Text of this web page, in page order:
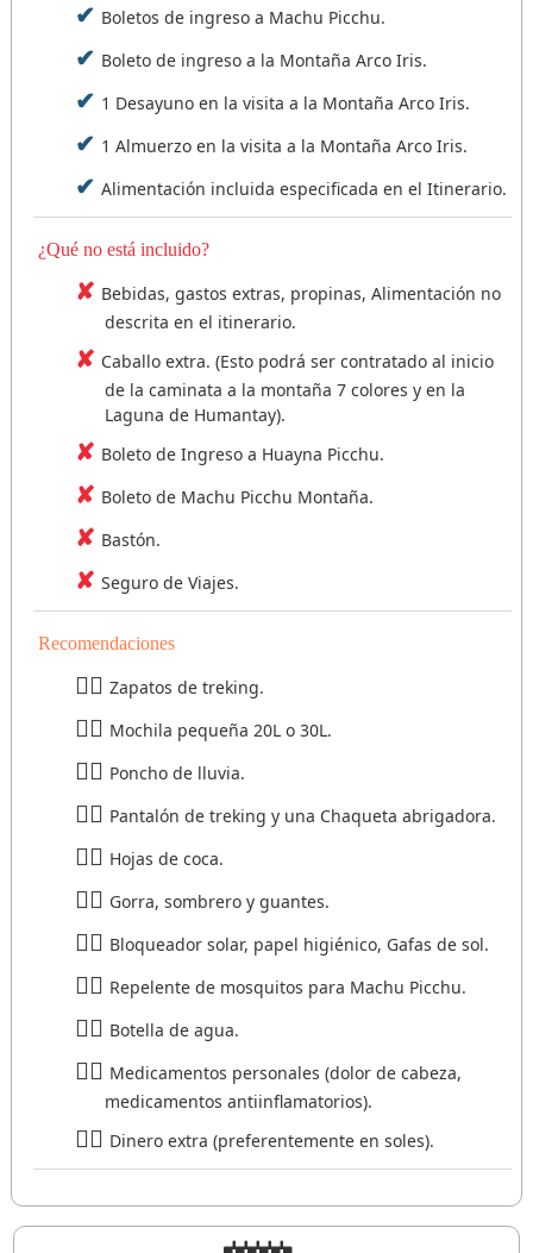
Boletos de ingreso a Machu Picchu.
Boleto de ingreso a la Montaña Arco Iris.
1 Desayuno en la visita a la Montaña Arco Iris.
1 Almuerzo en la visita a la Montaña Arco Iris.
Alimentación incluida especificada en el Itinerario.
¿Qué no está incluido?
Bebidas, gastos extras, propinas, Alimentación no
descrita en el itinerario.
Caballo extra. (Esto podrá ser contratado al inicio
de la caminata a la montaña 7 colores y en la
Laguna de Humantay).
Boleto de Ingreso a Huayna Picchu.
Boleto de Machu Picchu Montaña.
Bastón.
Seguro de Viajes.
Recomendaciones
Zapatos de treking.
Mochila pequeña 20L o 30L.
Poncho de lluvia.
Pantalón de treking y una Chaqueta abrigadora.
Hojas de coca.
Gorra, sombrero y guantes.
Bloqueador solar, papel higiénico, Gafas de sol.
Repelente de mosquitos para Machu Picchu.
Botella de agua.
Medicamentos personales (dolor de cabeza,
medicamentos antiinflamatorios).
Dinero extra (preferentemente en soles).